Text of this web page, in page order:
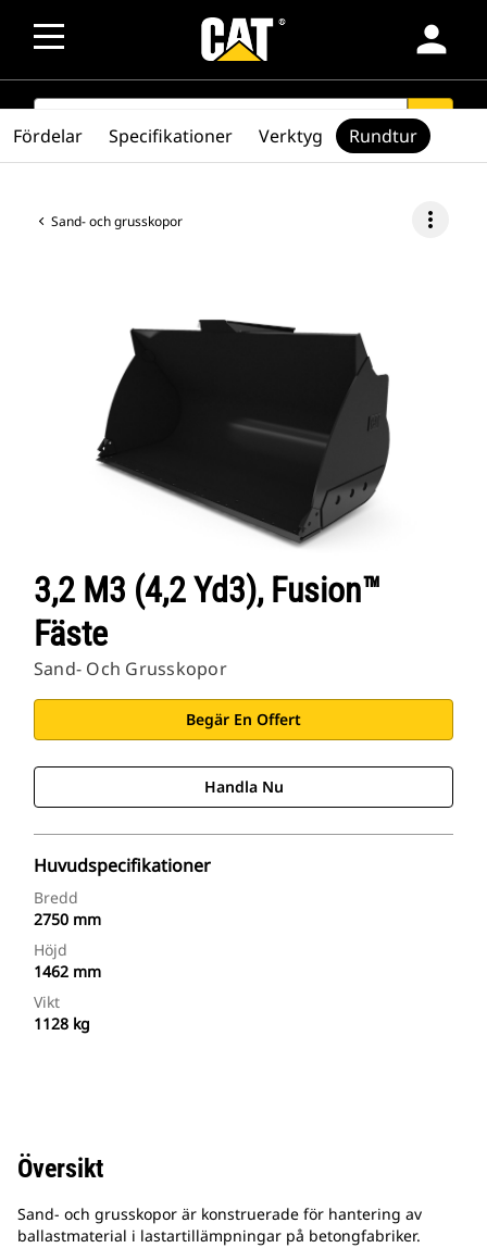
person
SEARCH search
Sand- och grusskopor more_vert
3,2 M3 (4,2 Yd3), Fusion™
Fäste
Sand- Och Grusskopor
Begär En Offert
Handla Nu
Huvudspecifikationer
Bredd
2750 mm
Höjd
1462 mm
Vikt
1128 kg
Fördelar Specifikationer Verktyg Rundtur
Översikt
Sand- och grusskopor är konstruerade för hantering av
ballastmaterial i lastartillämpningar på betongfabriker.